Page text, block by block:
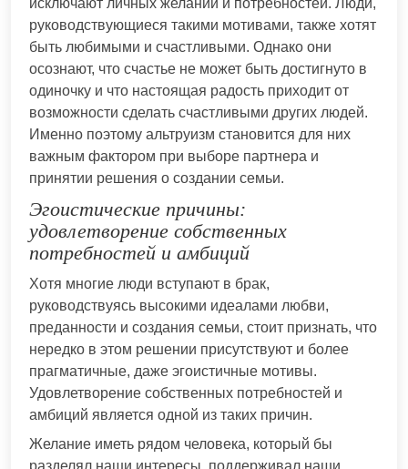
руководствующиеся такими мотивами, также хотят
быть любимыми и счастливыми. Однако они
осознают, что счастье не может быть достигнуто в
одиночку и что настоящая радость приходит от
возможности сделать счастливыми других людей.
Именно поэтому альтруизм становится для них
важным фактором при выборе партнера и
принятии решения о создании семьи.
Эгоистические причины:
удовлетворение собственных
потребностей и амбиций
Хотя многие люди вступают в брак,
руководствуясь высокими идеалами любви,
преданности и создания семьи, стоит признать, что
нередко в этом решении присутствуют и более
прагматичные, даже эгоистичные мотивы.
Удовлетворение собственных потребностей и
амбиций является одной из таких причин.
Желание иметь рядом человека, который бы
разделял наши интересы, поддерживал наши